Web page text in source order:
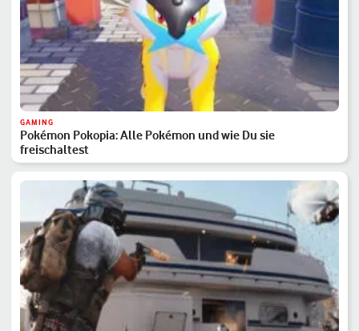
GAMING
Pokémon Pokopia: Alle Pokémon und wie Du sie
freischaltest